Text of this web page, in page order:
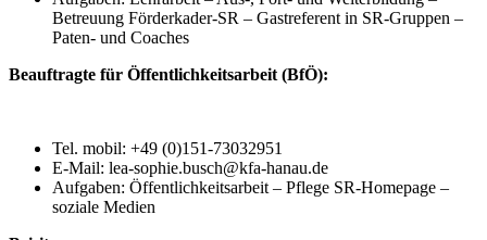
Betreuung Förderkader-SR – Gastreferent in SR-Gruppen –
Paten- und Coaches
Beauftragte für Öffentlichkeitsarbeit (BfÖ):
Tel. mobil: +49 (0)151-73032951
E-Mail: lea-sophie.busch@kfa-hanau.de
Aufgaben: Öffentlichkeitsarbeit – Pflege SR-Homepage –
soziale Medien